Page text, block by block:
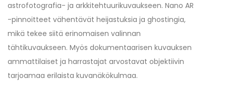
astrofotografia- ja arkkitehtuurikuvaukseen. Nano AR
-pinnoitteet vähentävät heijastuksia ja ghostingia,
mikä tekee siitä erinomaisen valinnan
tähtikuvaukseen. Myös dokumentaarisen kuvauksen
ammattilaiset ja harrastajat arvostavat objektiivin
tarjoamaa erilaista kuvanäkökulmaa.